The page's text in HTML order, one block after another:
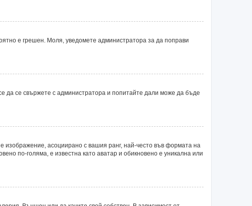
е грешен. Моля, уведомете администратора за да поправи
да се свържете с администратора и попитайте дали може да бъде
изображение, асоциирано с вашия ранг, най-често във формата на
по-голяма, е известна като аватар и обикновено е уникална или